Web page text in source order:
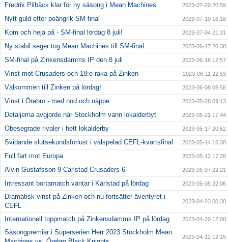
Fredrik Pilbäck klar för ny säsong i Mean Machines 2023-07-20 20:59
Nytt guld efter poängrik SM-final 2023-07-10 16:18
Kom och heja på - SM-final lördag 8 juli! 2023-07-04 21:31
Ny stabil seger tog Mean Machines till SM-final 2023-06-17 20:38
SM-final på Zinkensdamms IP den 8 juli 2023-06-16 12:57
Vinst mot Crusaders och 18:e raka på Zinken 2023-06-11 22:53
Välkommen till Zinken på lördag! 2023-06-08 09:58
Vinst i Örebro - med nöd och näppe 2023-05-28 09:13
Detaljerna avgjorde när Stockholm vann lokalderbyt 2023-05-21 17:44
Obesegrade rivaler i hett lokalderby 2023-05-17 20:52
Svidande slutsekundsförlust i välspelad CEFL-kvartsfinal 2023-05-14 16:38
Full fart mot Europa 2023-05-12 17:28
Alvin Gustafsson 9 Carlstad Crusaders 6 2023-05-07 22:21
Intressant bortamatch väntar i Karlstad på lördag 2023-05-05 22:06
Dramatisk vinst på Zinken och nu fortsätter äventyret i
CEFL
2023-04-23 00:30
Internationell toppmatch på Zinkensdamms IP på lördag 2023-04-20 12:00
Säsongpremiär i Superserien Herr 2023 Stockholm Mean
2023-04-12 12:15